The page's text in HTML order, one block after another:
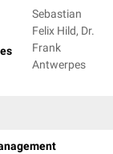
Sebastian
Felix Hild, Dr.
Frank
Antwerpes